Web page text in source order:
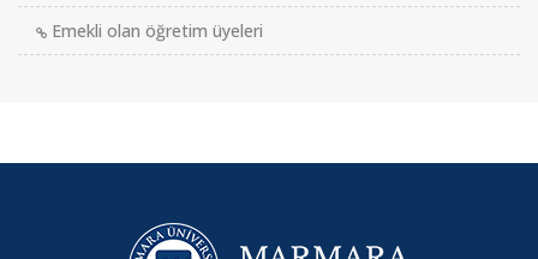
Emekli olan öğretim üyeleri